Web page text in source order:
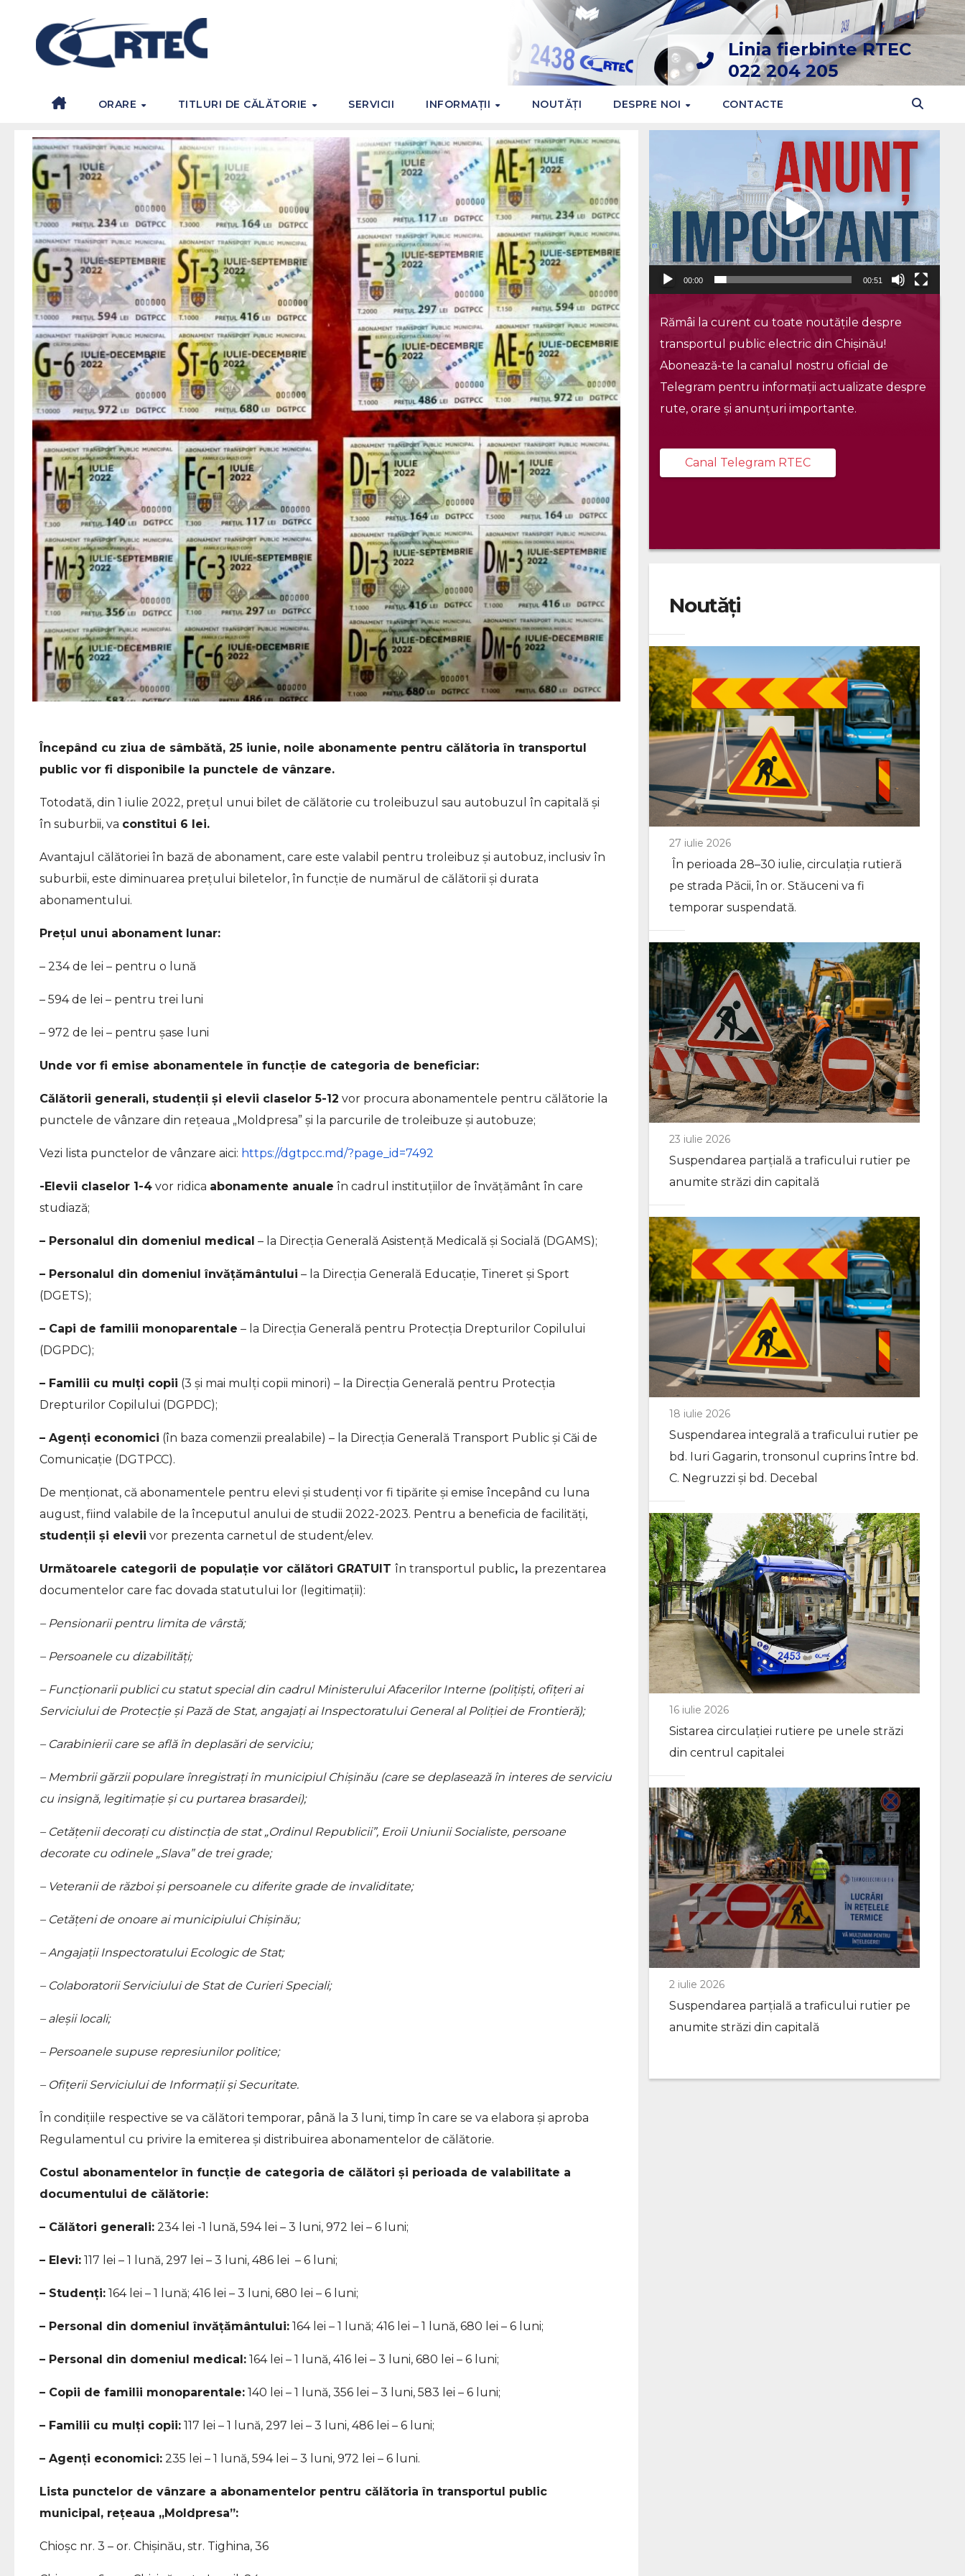
Linia fierbinte RTEC
022 204 205
ORARE TITLURI DE CĂLĂTORIE SERVICII INFORMAȚII NOUTĂȚI DESPRE NOI CONTACTE
Începând cu ziua de sâmbătă, 25 iunie, noile abonamente pentru călătoria în transportul
public vor fi disponibile la punctele de vânzare.
Totodată, din 1 iulie 2022, prețul unui bilet de călătorie cu troleibuzul sau autobuzul în capitală și
în suburbii, va constitui 6 lei.
Avantajul călătoriei în bază de abonament, care este valabil pentru troleibuz și autobuz, inclusiv în
suburbii, este diminuarea prețului biletelor, în funcție de numărul de călătorii și durata
abonamentului.
Prețul unui abonament lunar:
– 234 de lei – pentru o lună
– 594 de lei – pentru trei luni
– 972 de lei – pentru șase luni
Unde vor fi emise abonamentele în funcție de categoria de beneficiar:
Călătorii generali, studenții și elevii claselor 5-12 vor procura abonamentele pentru călătorie la
punctele de vânzare din rețeaua „Moldpresa” și la parcurile de troleibuze și autobuze;
Vezi lista punctelor de vânzare aici: https://dgtpcc.md/?page_id=7492
-Elevii claselor 1-4 vor ridica abonamente anuale în cadrul instituțiilor de învățământ în care
studiază;
– Personalul din domeniul medical – la Direcția Generală Asistenţă Medicală și Socială (DGAMS);
– Personalul din domeniul învățământului – la Direcția Generală Educație, Tineret și Sport
(DGETS);
– Capi de familii monoparentale – la Direcţia Generală pentru Protecţia Drepturilor Copilului
(DGPDC);
– Familii cu mulți copii (3 și mai mulți copii minori) – la Direcţia Generală pentru Protecţia
Drepturilor Copilului (DGPDC);
– Agenți economici (în baza comenzii prealabile) – la Direcția Generală Transport Public și Căi de
Comunicație (DGTPCC).
De menționat, că abonamentele pentru elevi și studenți vor fi tipărite și emise începând cu luna
august, fiind valabile de la începutul anului de studii 2022-2023. Pentru a beneficia de facilități,
studenții și elevii vor prezenta carnetul de student/elev.
Următoarele categorii de populație vor călători GRATUIT în transportul public, la prezentarea
documentelor care fac dovada statutului lor (legitimații):
– Pensionarii pentru limita de vârstă;
– Persoanele cu dizabilități;
– Funcționarii publici cu statut special din cadrul Ministerului Afacerilor Interne (polițiști, ofițeri ai
Serviciului de Protecție și Pază de Stat, angajați ai Inspectoratului General al Poliției de Frontieră);
– Carabinierii care se află în deplasări de serviciu;
– Membrii gărzii populare înregistrați în municipiul Chișinău (care se deplasează în interes de serviciu
cu insignă, legitimație și cu purtarea brasardei);
– Cetățenii decorați cu distincția de stat „Ordinul Republicii”, Eroii Uniunii Socialiste, persoane
decorate cu odinele „Slava” de trei grade;
– Veteranii de război și persoanele cu diferite grade de invaliditate;
– Cetățeni de onoare ai municipiului Chișinău;
– Angajații Inspectoratului Ecologic de Stat;
– Colaboratorii Serviciului de Stat de Curieri Speciali;
– aleșii locali;
– Persoanele supuse represiunilor politice;
– Ofițerii Serviciului de Informații și Securitate.
În condițiile respective se va călători temporar, până la 3 luni, timp în care se va elabora și aproba
Regulamentul cu privire la emiterea și distribuirea abonamentelor de călătorie.
Costul abonamentelor în funcție de categoria de călători și perioada de valabilitate a
documentului de călătorie:
– Călători generali: 234 lei -1 lună, 594 lei – 3 luni, 972 lei – 6 luni;
– Elevi: 117 lei – 1 lună, 297 lei – 3 luni, 486 lei – 6 luni;
– Studenți: 164 lei – 1 lună; 416 lei – 3 luni, 680 lei – 6 luni;
– Personal din domeniul învățământului: 164 lei – 1 lună; 416 lei – 1 lună, 680 lei – 6 luni;
– Personal din domeniul medical: 164 lei – 1 lună, 416 lei – 3 luni, 680 lei – 6 luni;
– Copii de familii monoparentale: 140 lei – 1 lună, 356 lei – 3 luni, 583 lei – 6 luni;
– Familii cu mulți copii: 117 lei – 1 lună, ️297 lei – 3 luni, 486 lei – 6 luni;
– Agenți economici: 235 lei – 1 lună, 594 lei – 3 luni, 972 lei – 6 luni.
Lista punctelor de vânzare a abonamentelor pentru călătoria în transportul public
municipal, rețeaua „Moldpresa”:
Chioșc nr. 3 – or. Chișinău, str. Tighina, 36
00:00 00:51
Rămâi la curent cu toate noutățile despre
transportul public electric din Chișinău!
Abonează-te la canalul nostru oficial de
Telegram pentru informații actualizate despre
rute, orare și anunțuri importante.
Canal Telegram RTEC
Noutăți
27 iulie 2026
În perioada 28–30 iulie, circulația rutieră
pe strada Păcii, în or. Stăuceni va fi
temporar suspendată.
23 iulie 2026
Suspendarea parțială a traficului rutier pe
anumite străzi din capitală
18 iulie 2026
Suspendarea integrală a traficului rutier pe
bd. Iuri Gagarin, tronsonul cuprins între bd.
C. Negruzzi și bd. Decebal
16 iulie 2026
Sistarea circulației rutiere pe unele străzi
din centrul capitalei
2 iulie 2026
Suspendarea parțială a traficului rutier pe
anumite străzi din capitală